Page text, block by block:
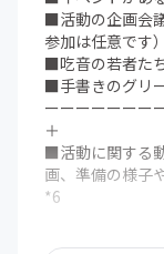
■活動の企画会
参加は任意です）
■吃音の若者た
■手書きのグリ
ーーーーーーー
＋
■活動に関する
画、準備の様子
*6